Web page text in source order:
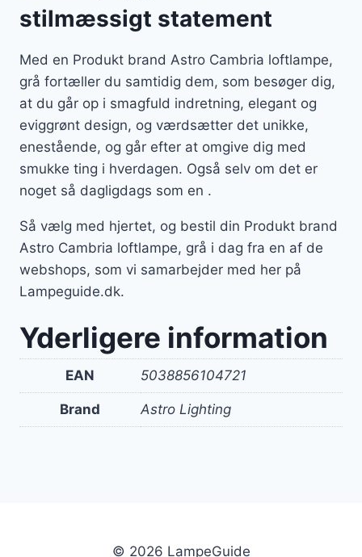
stilmæssigt statement
Med en Produkt brand Astro Cambria loftlampe,
grå fortæller du samtidig dem, som besøger dig,
at du går op i smagfuld indretning, elegant og
eviggrønt design, og værdsætter det unikke,
enestående, og går efter at omgive dig med
smukke ting i hverdagen. Også selv om det er
noget så dagligdags som en .
Så vælg med hjertet, og bestil din Produkt brand
Astro Cambria loftlampe, grå i dag fra en af de
webshops, som vi samarbejder med her på
Lampeguide.dk.
Yderligere information
EAN 5038856104721
Brand Astro Lighting
© 2026 LampeGuide